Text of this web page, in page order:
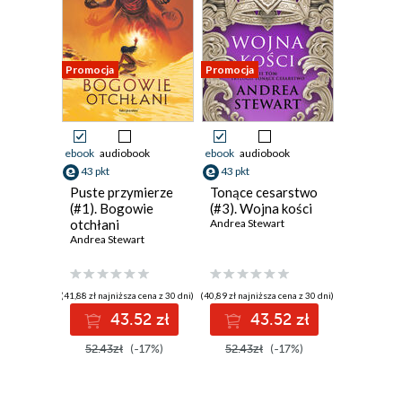
Promocja
ebook audiobook
43 pkt
Puste przymierze
(#1). Bogowie
otchłani
Andrea Stewart
(41,88 zł najniższa cena z 30 dni)
43.52 zł
52.43zł (-17%)
Promocja
ebook audiobook
43 pkt
Tonące cesarstwo
(#3). Wojna kości
Andrea Stewart
(40,89 zł najniższa cena z 30 dni)
43.52 zł
52.43zł (-17%)